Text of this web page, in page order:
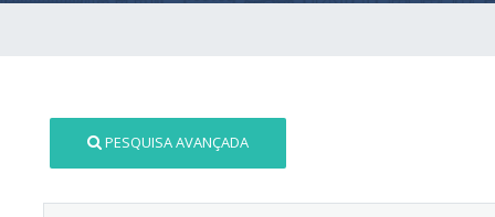
PESQUISA AVANÇADA